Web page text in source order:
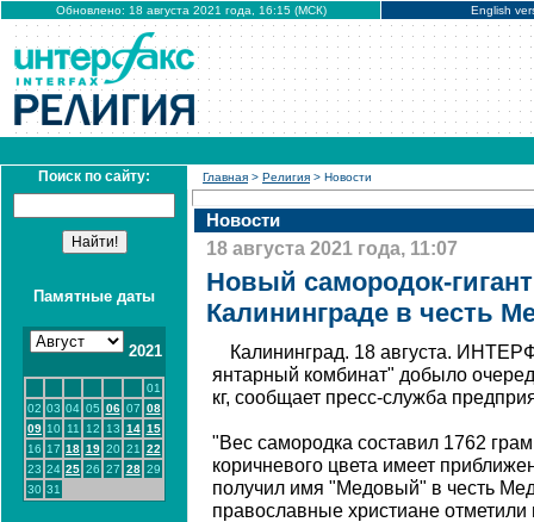
Обновлено: 18 августа 2021 года, 16:15 (МСК) English
Поиск по сайту:
Памятные даты
2021
01
02 03 04 05 06 07 08
09 10 11 12 13 14 15
16 17 18 19 20 21
22
23 24 25 26 27 28 29
30 31
Главная > Религия > Новости
Новости
18 августа 2021 года, 11:07
Новый самородок-
Калининграде в честь
Калининград. 18 августа.
янтарный комбинат" добыло
кг, сообщает пресс-служба
"Вес самородка составил 1762
коричневого цвета имеет
получил имя "Медовый" в честь
православные христиане